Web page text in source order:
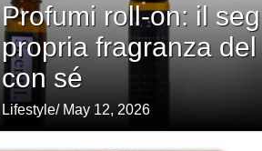
Profumi roll-on: il
propria fragranza
con sé
Lifestyle/ May 12, 2026